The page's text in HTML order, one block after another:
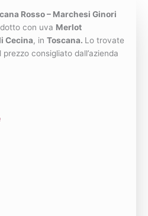
Rosso – Marchesi Ginori
con uva Merlot
Cecina, in Toscana. Lo trovate
consigliato dall’azienda